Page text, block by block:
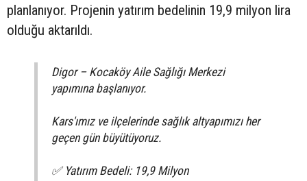
planlanıyor. Projenin yatırım bedelinin 19,9 milyon lira
olduğu aktarıldı.
Digor – Kocaköy Aile Sağlığı Merkezi
yapımına başlanıyor.
Kars'ımız ve ilçelerinde sağlık altyapımızı her
geçen gün büyütüyoruz.
✅ Yatırım Bedeli: 19,9 Milyon